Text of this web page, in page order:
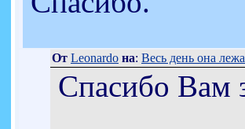
От Leonardo на: Весь день она
Спасибо Вам